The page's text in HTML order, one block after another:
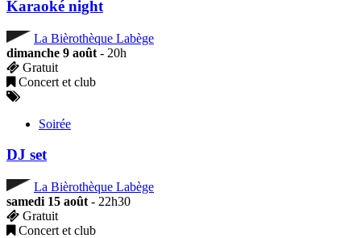
Karaoké night
La Bièrothèque Labège
dimanche 9 août - 20h
Gratuit
Concert et club
Soirée
DJ set
La Bièrothèque Labège
samedi 15 août - 22h30
Gratuit
Concert et club